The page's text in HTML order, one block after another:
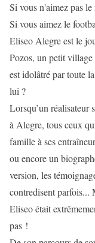
Si vous n'aimez pas
Si vous aimez le
Eliseo Alegre est le
Pozos, un petit
est idolâtré par toute
lui ?
Lorsqu’un réalisateur
à Alegre, tous ceux
famille à ses
ou encore un
version, les
contredisent parfois...
Eliseo était
pas !